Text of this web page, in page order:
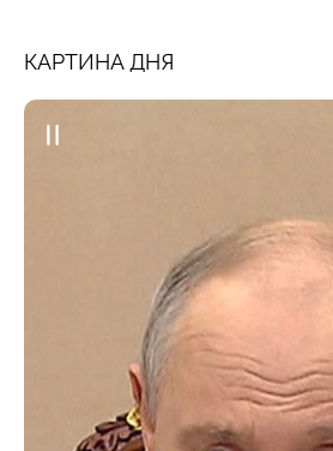
КАРТИНА ДНЯ